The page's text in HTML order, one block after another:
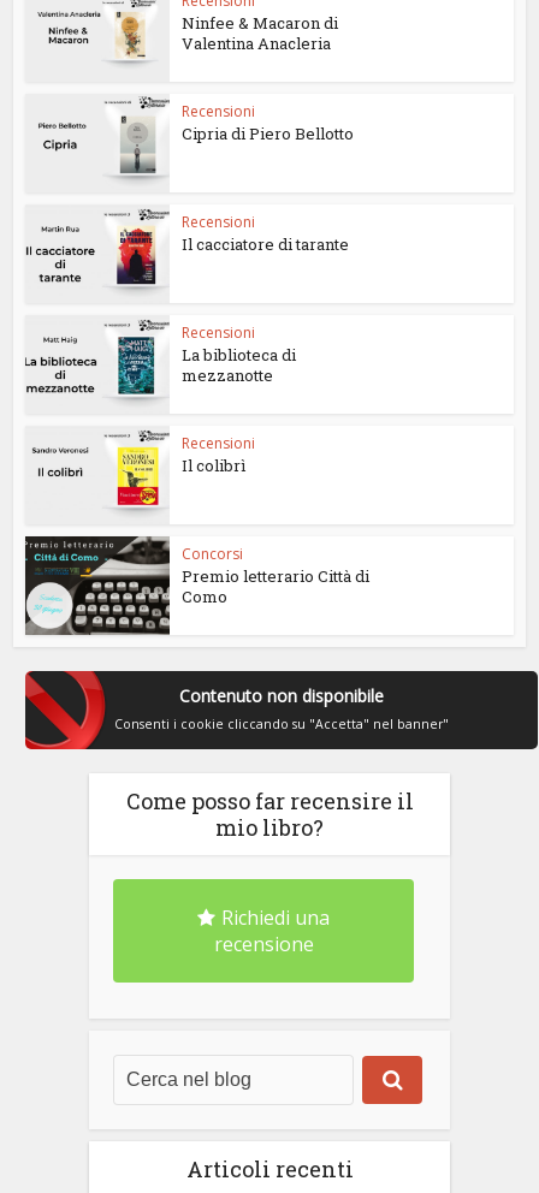
Ninfee & Macaron di
Valentina Anacleria
Recensioni
Cipria di Piero Bellotto
Recensioni
Il cacciatore di tarante
Recensioni
La biblioteca di
mezzanotte
Recensioni
Il colibrì
Concorsi
Premio letterario Città di
Como
Contenuto non disponibile
Consenti i cookie cliccando su "Accetta" nel banner"
Come posso far recensire il
mio libro?
Richiedi una
recensione
Articoli recenti